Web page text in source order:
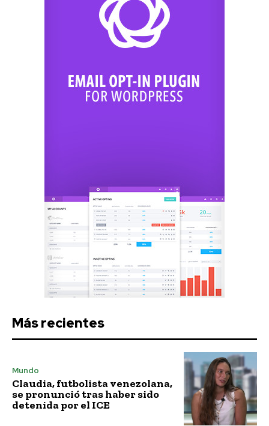
Más recientes
Mundo
Claudia, futbolista venezolana,
se pronunció tras haber sido
detenida por el ICE